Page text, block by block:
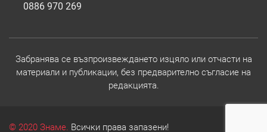
0886 970 269
Забранява се възпроизвеждането изцяло или отчасти на
материали и публикации, без предварително съгласие на
редакцията.
© 2020 Знаме. Всички права запазени!